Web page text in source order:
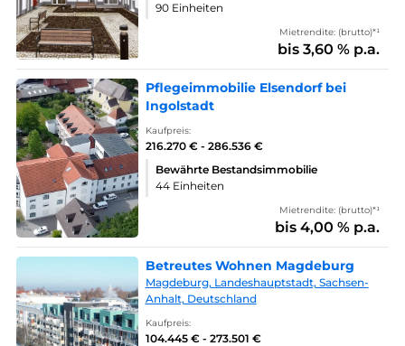
90 Einheiten
Mietrendite: (brutto)*¹
bis 3,60 % p.a.
Pflegeimmobilie Elsendorf bei
Ingolstadt
Kaufpreis:
216.270 € - 286.536 €
Bewährte Bestandsimmobilie
44 Einheiten
Mietrendite: (brutto)*¹
bis 4,00 % p.a.
Betreutes Wohnen Magdeburg
Magdeburg, Landeshauptstadt, Sachsen-
Anhalt, Deutschland
Kaufpreis:
104.445 € - 273.501 €